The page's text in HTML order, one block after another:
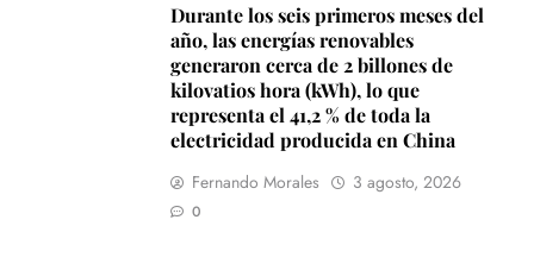
Durante los seis primeros meses del
año, las energías renovables
generaron cerca de 2 billones de
kilovatios hora (kWh), lo que
representa el 41,2 % de toda la
electricidad producida en China
Fernando Morales 3 agosto, 2026
0